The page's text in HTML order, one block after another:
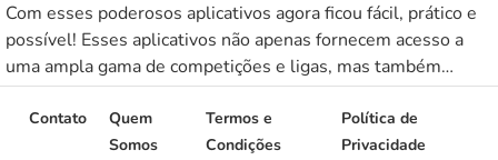
Com esses poderosos aplicativos agora ficou fácil, prático e
possível! Esses aplicativos não apenas fornecem acesso a
uma ampla gama de competições e ligas, mas também
oferecem recursos adicionais, como estatísticas ao vivo,
destaques e até mesmo transmissões em realidade virtual.
Muitos desses aplicativos para assistir […]
Contato
Quem
Somos
Termos e
Condições
Política de
Privacidade